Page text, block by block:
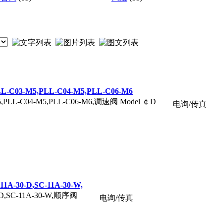
C03-M5,PLL-C04-M5,PLL-C06-M6
C04-M5,PLL-C06-M6,调速阀 Model ￠D
电询/传真
30-D,SC-11A-30-W,
11A-30-W,顺序阀
电询/传真